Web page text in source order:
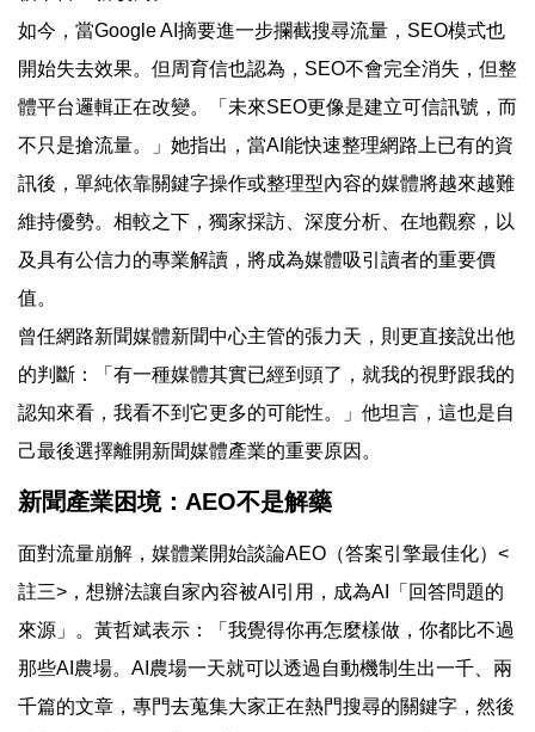
如今，當Google AI摘要進一步攔截搜尋流量，SEO模式也
開始失去效果。但周育信也認為，SEO不會完全消失，但整
體平台邏輯正在改變。「未來SEO更像是建立可信訊號，而
不只是搶流量。」她指出，當AI能快速整理網路上已有的資
訊後，單純依靠關鍵字操作或整理型內容的媒體將越來越難
維持優勢。相較之下，獨家採訪、深度分析、在地觀察，以
及具有公信力的專業解讀，將成為媒體吸引讀者的重要價
值。
曾任網路新聞媒體新聞中心主管的張力天，則更直接說出他
的判斷：「有一種媒體其實已經到頭了，就我的視野跟我的
認知來看，我看不到它更多的可能性。」他坦言，這也是自
己最後選擇離開新聞媒體產業的重要原因。
新聞產業困境：AEO不是解藥
面對流量崩解，媒體業開始談論AEO（答案引擎最佳化）<
註三>，想辦法讓自家內容被AI引用，成為AI「回答問題的
來源」。黃哲斌表示：「我覺得你再怎麼樣做，你都比不過
那些AI農場。AI農場一天就可以透過自動機制生出一千、兩
千篇的文章，專門去蒐集大家正在熱門搜尋的關鍵字，然後